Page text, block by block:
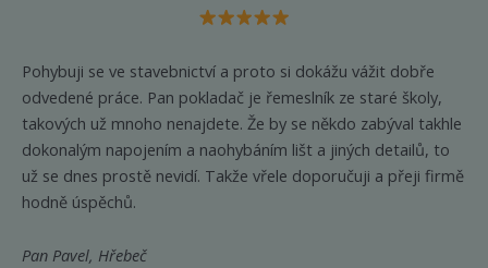
Pohybuji se ve stavebnictví a proto si dokážu vážit dobře
odvedené práce. Pan pokladač je řemeslník ze staré školy,
takových už mnoho nenajdete. Že by se někdo zabýval takhle
dokonalým napojením a naohybáním lišt a jiných detailů, to
už se dnes prostě nevidí. Takže vřele doporučuji a přeji firmě
hodně úspěchů.
Pan Pavel, Hřebeč